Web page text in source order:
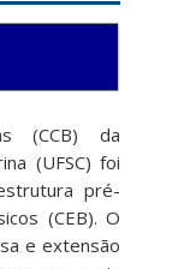
(CCB) da
(UFSC) foi
pré-
(CEB). O
e extensão